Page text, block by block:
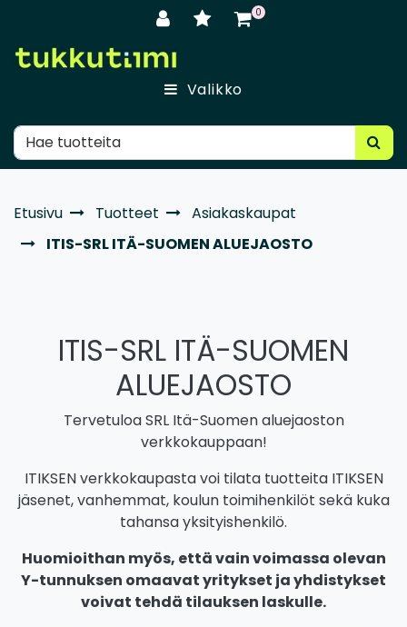
0
Valikko
Etusivu Tuotteet
Asiakaskaupat
ITIS-SRL ITÄ-SUOMEN ALUEJAOSTO
ITIS-SRL ITÄ-SUOMEN
ALUEJAOSTO
Tervetuloa SRL Itä-Suomen aluejaoston
verkkokauppaan!
ITIKSEN verkkokaupasta voi tilata tuotteita ITIKSEN
jäsenet, vanhemmat, koulun toimihenkilöt sekä kuka
tahansa yksityishenkilö.
Huomioithan myös, että vain voimassa olevan
Y-tunnuksen omaavat yritykset ja yhdistykset
voivat tehdä tilauksen laskulle.